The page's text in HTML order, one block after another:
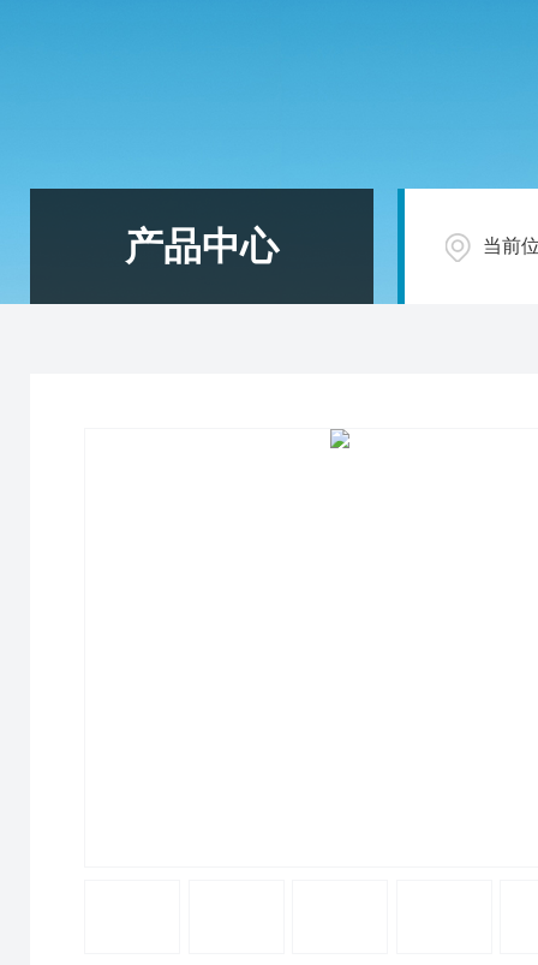
产品中心 当前